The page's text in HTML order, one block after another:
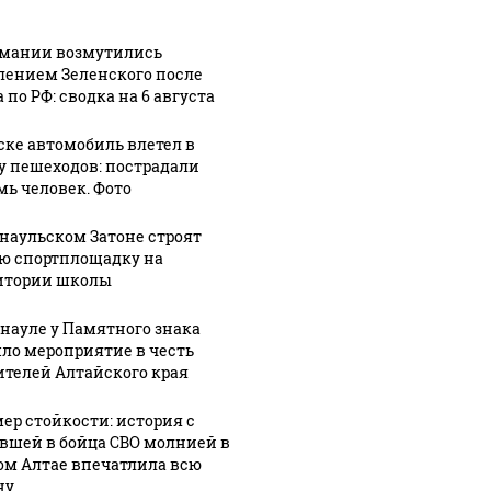
31 июля, 16:37
"Алтайэнерго"
возглавил
алтайскую
футбола
возмутились
Зеленского после
по РФ: сводка на 6 августа
автомобиль влетел в
пешеходов: пострадали
человек. Фото
Затоне строят
спортплощадку на
школы
у Памятного знака
мероприятие в честь
Алтайского края
стойкости: история с
в бойца СВО молнией в
Алтае впечатлила всю